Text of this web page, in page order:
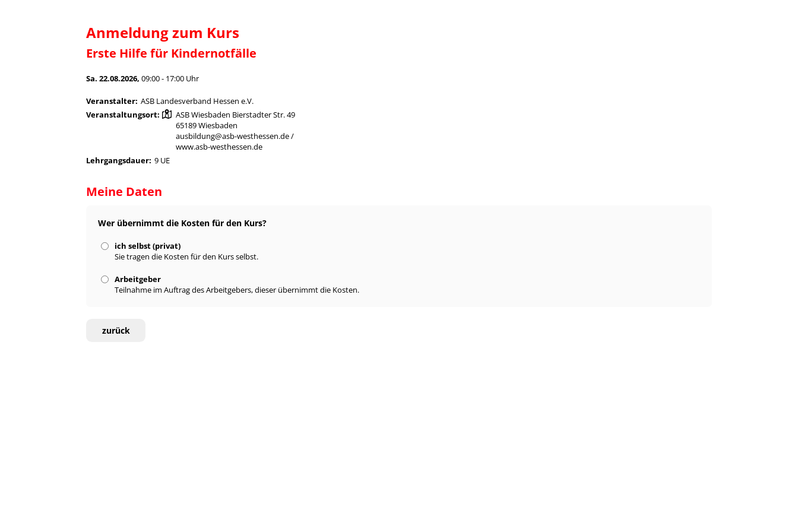
Anmeldung zum Kurs
Erste Hilfe für Kindernotfälle
Sa. 22.08.2026,09:00 - 17:00 Uhr
Veranstalter: ASB Landesverband Hessen e.V.
Veranstaltungsort:
ASB Wiesbaden Bierstadter Str. 49
65189 Wiesbaden
ausbildung@asb-westhessen.de /
www.asb-westhessen.de
Lehrgangsdauer: 9 UE
Meine Daten
Wer übernimmt die Kosten für den Kurs?
ich selbst (privat)
Sie tragen die Kosten für den Kurs selbst.
Arbeitgeber
Teilnahme im Auftrag des Arbeitgebers, dieser übernimmt die Kosten.
zurück